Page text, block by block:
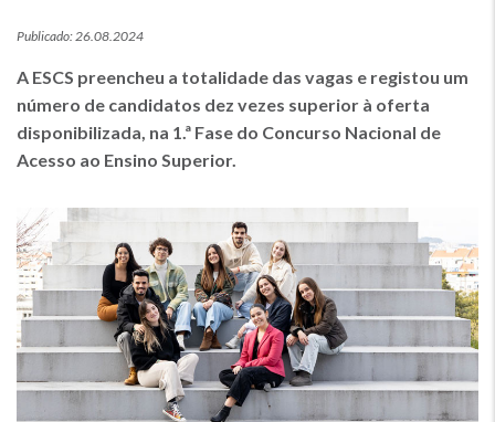
Publicado: 26.08.2024
A ESCS preencheu a totalidade das vagas e registou um
número de candidatos dez vezes superior à oferta
disponibilizada, na 1.ª Fase do Concurso Nacional de
Acesso ao Ensino Superior.
Imagem